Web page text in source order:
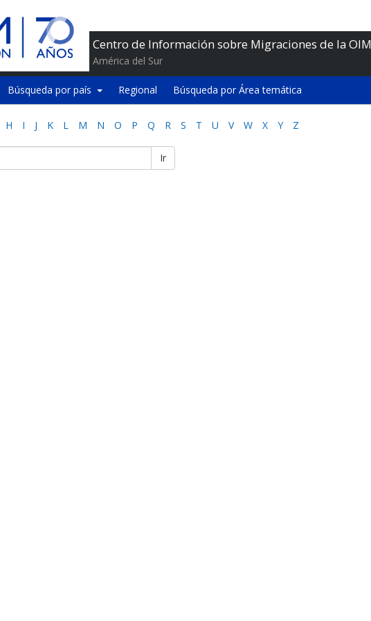
Centro de Información sobre Migraciones de la OIM
América del Sur
Búsqueda por país Regional Búsqueda por Área temática
H I J K L M N O P Q R S T U V W X Y Z
Ir